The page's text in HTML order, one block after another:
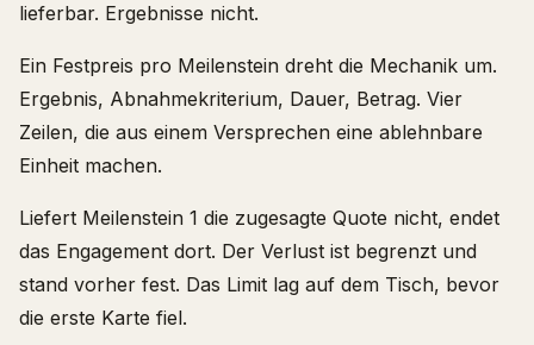
lieferbar. Ergebnisse nicht.
Ein Festpreis pro Meilenstein dreht die Mechanik um.
Ergebnis, Abnahmekriterium, Dauer, Betrag. Vier
Zeilen, die aus einem Versprechen eine ablehnbare
Einheit machen.
Liefert Meilenstein 1 die zugesagte Quote nicht, endet
das Engagement dort. Der Verlust ist begrenzt und
stand vorher fest. Das Limit lag auf dem Tisch, bevor
die erste Karte fiel.